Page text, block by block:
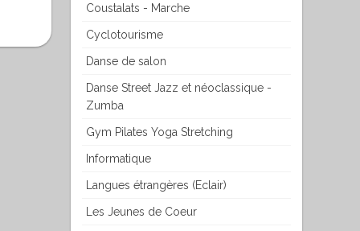
Coustalats - Marche
Cyclotourisme
Danse de salon
Danse Street Jazz et néoclassique -
Zumba
Gym Pilates Yoga Stretching
Informatique
Langues étrangères (Eclair)
Les Jeunes de Coeur